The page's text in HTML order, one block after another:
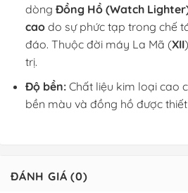
dòng Đồng Hồ (Watch
caodo sự phức tạp trong chế
đáo. Thuộc đời máy La Mã (XII
trị.
Độ bền:Chất liệu kim loại cao
bền màu và đồng hồ được
ĐÁNH GIÁ (0)